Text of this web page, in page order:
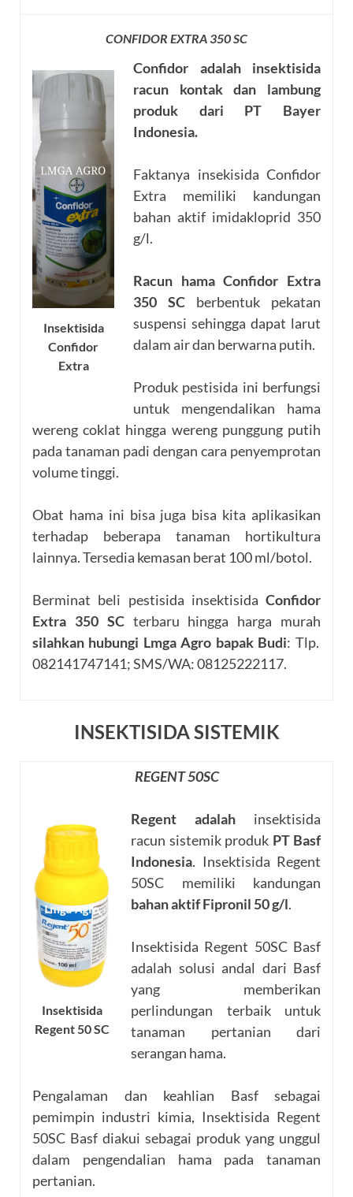
CONFIDOR EXTRA 350 SC
Insektisida
Confidor
Extra
Confidor adalah insektisida
racun kontak dan lambung
produk dari PT Bayer
Indonesia.
Faktanya insekisida Confidor
Extra memiliki kandungan
bahan aktif imidakloprid 350
g/l.
Racun hama Confidor Extra
350 SC berbentuk pekatan
suspensi sehingga dapat larut
dalam air dan berwarna putih.
Produk pestisida ini berfungsi
untuk mengendalikan hama
wereng coklat hingga wereng punggung putih
pada tanaman padi dengan cara penyemprotan
volume tinggi.
Obat hama ini bisa juga bisa kita aplikasikan
terhadap beberapa tanaman hortikultura
lainnya. Tersedia kemasan berat 100 ml/botol.
Berminat beli pestisida insektisida Confidor
Extra 350 SC terbaru hingga harga murah
silahkan hubungi Lmga Agro bapak Budi: Tlp.
082141747141; SMS/WA: 08125222117.
INSEKTISIDA SISTEMIK
REGENT 50SC
Insektisida
Regent 50 SC
Regent adalah insektisida
racun sistemik produk PT Basf
Indonesia. Insektisida Regent
50SC memiliki kandungan
bahan aktif Fipronil 50 g/l.
Insektisida Regent 50SC Basf
adalah solusi andal dari Basf
yang memberikan
perlindungan terbaik untuk
tanaman pertanian dari
serangan hama.
Pengalaman dan keahlian Basf sebagai
pemimpin industri kimia, Insektisida Regent
50SC Basf diakui sebagai produk yang unggul
dalam pengendalian hama pada tanaman
pertanian.